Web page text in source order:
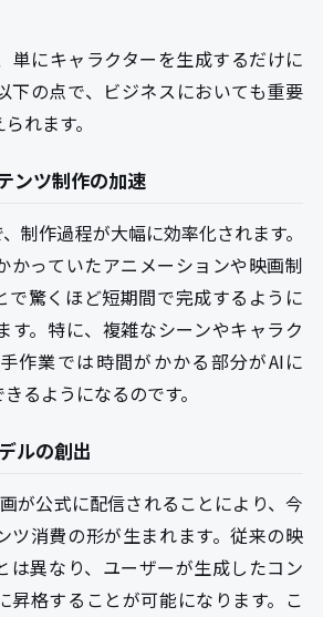
単にキャラクターを生成するだけに
下の点で、ビジネスにおいても重要
れます。
ンツ制作の加速
制作過程が大幅に効率化されます。
かっていたアニメーションや映画制
で驚くほど短期間で完成するように
す。特に、複雑なシーンやキャラク
作業では時間がかかる部分がAIに
るようになるのです。
ルの創出
が公式に配信されることにより、今
ツ消費の形が生まれます。従来の映
は異なり、ユーザーが生成したコン
昇格することが可能になります。こ